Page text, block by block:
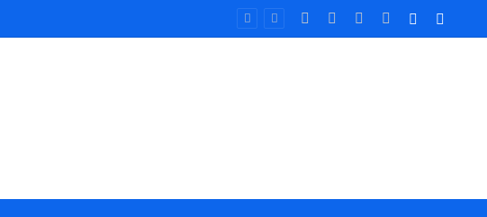
Facebook YouTubeInstagram
Log In